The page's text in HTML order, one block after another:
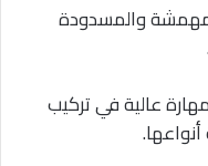
والمسدودة
عالية في تركيب